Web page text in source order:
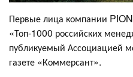
Первые лица компании
«Топ-1000 российских
публикуемый Ассоциацией
газете «Коммерсант».